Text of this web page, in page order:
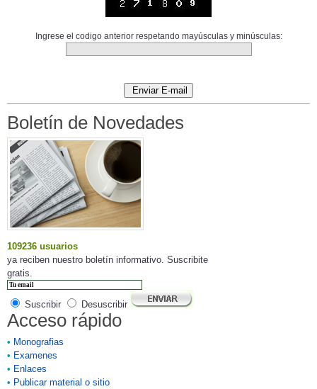
Ingrese el codigo anterior respetando mayúsculas y minúsculas:
Boletín de Novedades
109236 usuarios
ya reciben nuestro boletín informativo. Suscribite
gratis.
Suscribir Desuscribir
Acceso rápido
• Monografias
• Examenes
• Enlaces
• Publicar material o sitio